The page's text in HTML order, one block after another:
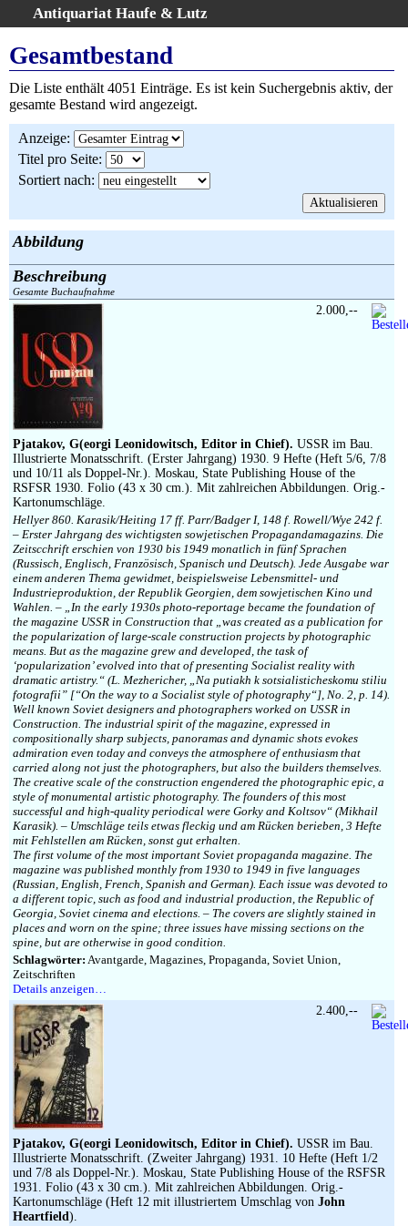
Antiquariat Haufe & Lutz
Home
Gesamtbestand
Kategorien
Schlagwörter
Warenkorb
Widerruf
Über uns
Aktuelle Kataloge
Kontakt
Ankauf
Links
Impressum
Gesamtbestand
Die Liste enthält 4051 Einträge. Es ist kein Suchergebnis aktiv, der
gesamte Bestand wird angezeigt.
Anzeige:
Titel pro Seite:
Sortiert nach:
Abbildung
Beschreibung
Gesamte Buchaufnahme
Pjatakov, G(eorgi Leonidowitsch, Editor in Chief). USSR im Bau.
Illustrierte Monatsschrift. (Erster Jahrgang) 1930. 9 Hefte (Heft 5/6, 7/8
und 10/11 als Doppel-Nr.). Moskau, State Publishing House of the
RSFSR 1930. Folio (43 x 30 cm.). Mit zahlreichen Abbildungen. Orig.-
Kartonumschläge.
Hellyer 860. Karasik/Heiting 17 ff. Parr/Badger I, 148 f. Rowell/Wye 242 f.
– Erster Jahrgang des wichtigsten sowjetischen Propagandamagazins. Die
Zeitscchrift erschien von 1930 bis 1949 monatlich in fünf Sprachen
(Russisch, Englisch, Französisch, Spanisch und Deutsch). Jede Ausgabe war
einem anderen Thema gewidmet, beispielsweise Lebensmittel- und
Industrieproduktion, der Republik Georgien, dem sowjetischen Kino und
Wahlen. – „In the early 1930s photo-reportage became the foundation of
the magazine USSR in Construction that „was created as a publication for
the popularization of large-scale construction projects by photographic
means. But as the magazine grew and developed, the task of
‘popularization’ evolved into that of presenting Socialist reality with
dramatic artistry.“ (L. Mezhericher, „Na putiakh k sotsialisticheskomu stiliu
fotografii” [“On the way to a Socialist style of photography“], No. 2, p. 14).
Well known Soviet designers and photographers worked on USSR in
Construction. The industrial spirit of the magazine, expressed in
compositionally sharp subjects, panoramas and dynamic shots evokes
admiration even today and conveys the atmosphere of enthusiasm that
carried along not just the photographers, but also the builders themselves.
The creative scale of the construction engendered the photographic epic, a
style of monumental artistic photography. The founders of this most
successful and high-quality periodical were Gorky and Koltsov“ (Mikhail
Karasik). – Umschläge teils etwas fleckig und am Rücken berieben, 3 Hefte
mit Fehlstellen am Rücken, sonst gut erhalten.
The first volume of the most important Soviet propaganda magazine. The
magazine was published monthly from 1930 to 1949 in five languages
(Russian, English, French, Spanish and German). Each issue was devoted to
a different topic, such as food and industrial production, the Republic of
Georgia, Soviet cinema and elections. – The covers are slightly stained in
places and worn on the spine; three issues have missing sections on the
spine, but are otherwise in good condition.
Schlagwörter: Avantgarde, Magazines, Propaganda, Soviet Union,
Zeitschriften
Details anzeigen…
2.000,--
Pjatakov, G(eorgi Leonidowitsch, Editor in Chief). USSR im Bau.
Illustrierte Monatsschrift. (Zweiter Jahrgang) 1931. 10 Hefte (Heft 1/2
und 7/8 als Doppel-Nr.). Moskau, State Publishing House of the RSFSR
1931. Folio (43 x 30 cm.). Mit zahlreichen Abbildungen. Orig.-
Kartonumschläge (Heft 12 mit illustriertem Umschlag von John
Heartfield).
2.400,--